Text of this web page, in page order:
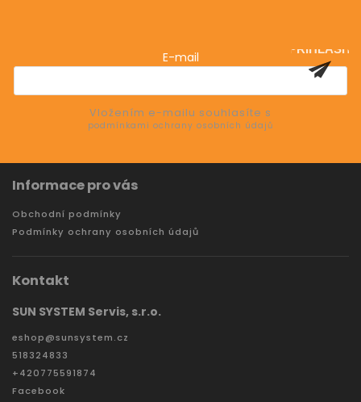
E-mail
Vložením e-mailu souhlasíte s
podmínkami ochrany osobních údajů
PŘIHLÁSIT
Informace pro vás
Obchodní podmínky
Podmínky ochrany osobních údajů
Kontakt
SUN SYSTEM Servis, s.r.o.
eshop@sunsystem.cz
518324833
+420775591874
Facebook